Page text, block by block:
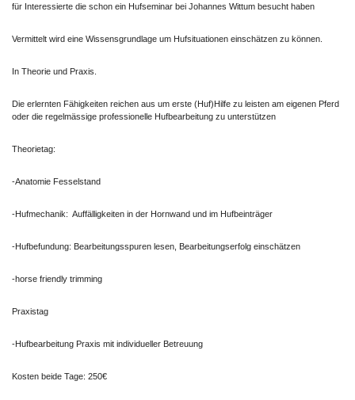
für Interessierte die schon ein Hufseminar bei Johannes Wittum besucht haben
Vermittelt wird eine Wissensgrundlage um Hufsituationen einschätzen zu können.
In Theorie und Praxis.
Die erlernten Fähigkeiten reichen aus um erste (Huf)Hilfe zu leisten am eigenen Pferd
oder die regelmässige professionelle Hufbearbeitung zu unterstützen
Theorietag:
-Anatomie Fesselstand
-Hufmechanik: Auffälligkeiten in der Hornwand und im Hufbeinträger
-Hufbefundung: Bearbeitungsspuren lesen, Bearbeitungserfolg einschätzen
-horse friendly trimming
Praxistag
-Hufbearbeitung Praxis mit individueller Betreuung
Kosten beide Tage: 250€